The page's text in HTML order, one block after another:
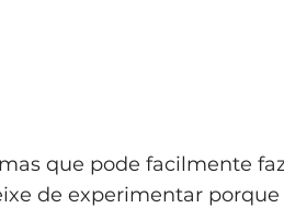
que pode facilmente
de experimentar porque